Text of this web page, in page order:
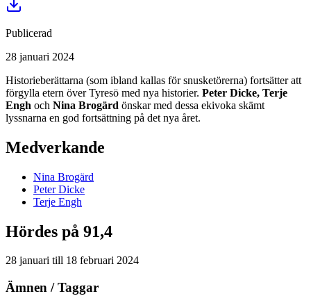
Publicerad
28 januari 2024
Historieberättarna (som ibland kallas för snusketörerna) fortsätter att
förgylla etern över Tyresö med nya historier. Peter Dicke, Terje
Engh och Nina Brogärd önskar med dessa ekivoka skämt
lyssnarna en god fortsättning på det nya året.
Medverkande
Nina Brogärd
Peter Dicke
Terje Engh
Hördes på 91,4
28 januari till 18 februari 2024
Ämnen / Taggar